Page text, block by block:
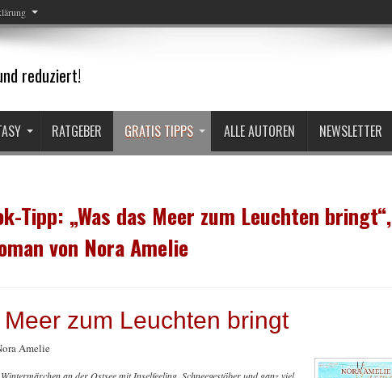
reduziert!
RATGEBER GRATIS TIPPS ALLE AUTOREN NEWSLETTER
Tipp: „Was das Meer zum Leuchten bringt“,
von Nora Amelie
zum Leuchten bringt
Amelie